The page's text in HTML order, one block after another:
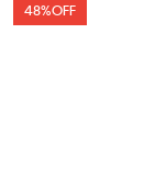
48%OFF